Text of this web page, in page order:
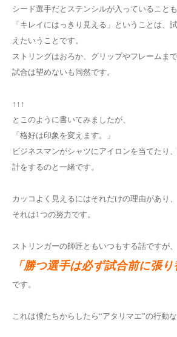
シード選手だとステンシルが入っていることも
「キレイにはっきり見える」ということは、
えたいうことです。
ストリングはおろか、グリップやフレームま
試合は望めないも同然です。
↑↑↑
とこのように書いてみましたが、
「格好は印象を変えます。」
ビジネスマンがシャツにアイロンを当てたり
計をするのと一緒です。
カッコよく見えるにはそれだけの理由があり、
それは1つの努力です。
ストリンガーの師匠ともいつもする話ですが、
「勝つ選手は必ず試合前に張り
です。
これは僕たちからしたら“アタリマエ”の行動